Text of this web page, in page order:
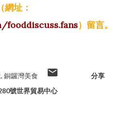
址：
fooddiscuss.fans）留言。
銅鑼灣美食
號世界貿易中心
分享